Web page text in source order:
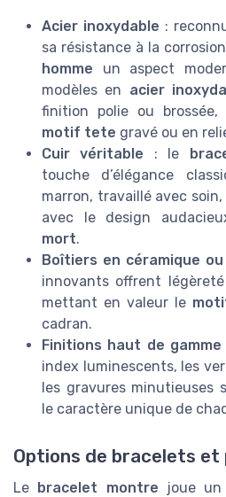
Acier inoxydable :
sa résistance à la
homme un aspect
modèles en acier
finition polie ou
motif tete gravé ou en
Cuir véritable : le
touche d’élégance
marron, travaillé avec
avec le design
mort.
Boîtiers en céramique
innovants offrent
mettant en valeur le
cadran.
Finitions haut de gamme
index luminescents, les
les gravures minutieuses
le caractère unique de
Options de bracelets et
Le bracelet montre joue un